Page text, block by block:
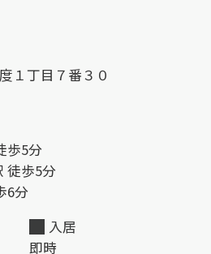
１丁目７番３０
歩5分
徒歩5分
6分
入居
即時